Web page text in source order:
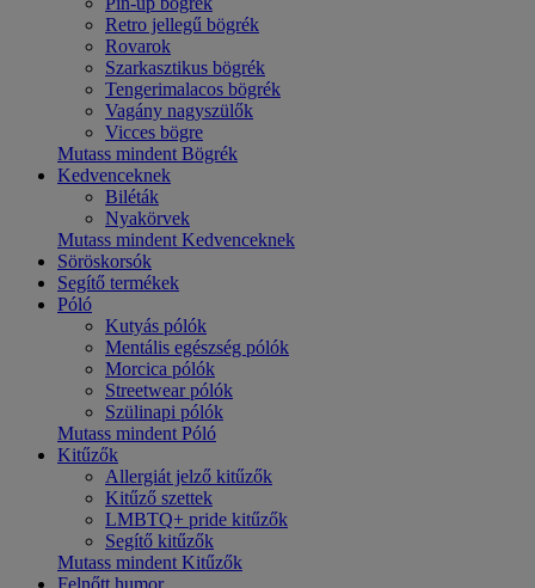
Retro jellegű bögrék
Rovarok
Szarkasztikus bögrék
Tengerimalacos bögrék
Vagány nagyszülők
Vicces bögre
Mutass mindent Bögrék
Kedvenceknek
Biléták
Nyakörvek
Mutass mindent Kedvenceknek
Söröskorsók
Segítő termékek
Póló
Kutyás pólók
Mentális egészség pólók
Morcica pólók
Streetwear pólók
Szülinapi pólók
Mutass mindent Póló
Kitűzők
Allergiát jelző kitűzők
Kitűző szettek
LMBTQ+ pride kitűzők
Segítő kitűzők
Mutass mindent Kitűzők
Felnőtt humor